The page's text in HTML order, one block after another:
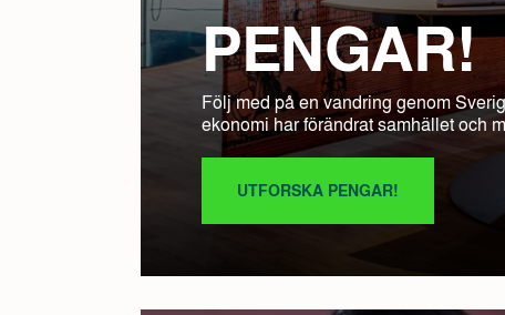
PENGAR!
Följ med på en vandring genom
ekonomi har förändrat samhället och
UTFORSKA PENGAR!